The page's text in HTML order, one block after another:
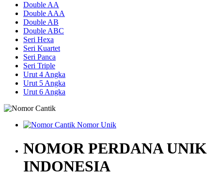
Double AA
Double AAA
Double AB
Double ABC
Seri Hexa
Seri Kuartet
Seri Panca
Seri Triple
Urut 4 Angka
Urut 5 Angka
Urut 6 Angka
NOMOR PERDANA UNIK
INDONESIA